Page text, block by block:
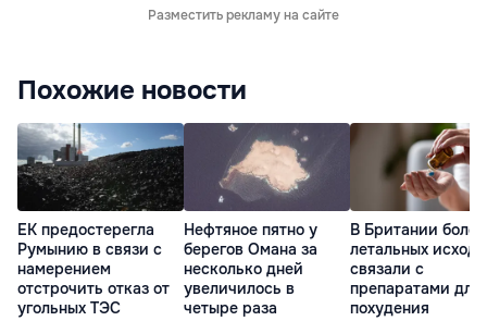
Разместить рекламу на сайте
Похожие новости
ЕК предостерегла
Румынию в связи с
намерением
отстрочить отказ от
угольных ТЭС
Нефтяное пятно у
берегов Омана за
несколько дней
увеличилось в
четыре раза
В Британии
летальных
связали с
препаратами для
похудения